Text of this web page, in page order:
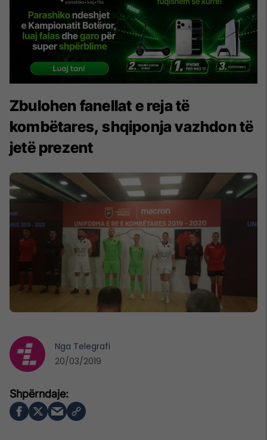
Zbulohen fanellat e reja të
kombëtares, shqiponja vazhdon të
jetë prezent
Nga Telegrafi
20/03/2019